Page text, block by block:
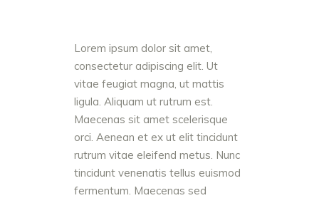
Lorem ipsum dolor sit amet,
consectetur adipiscing elit. Ut
vitae feugiat magna, ut mattis
ligula. Aliquam ut rutrum est.
Maecenas sit amet scelerisque
orci. Aenean et ex ut elit tincidunt
rutrum vitae eleifend metus. Nunc
tincidunt venenatis tellus euismod
fermentum. Maecenas sed